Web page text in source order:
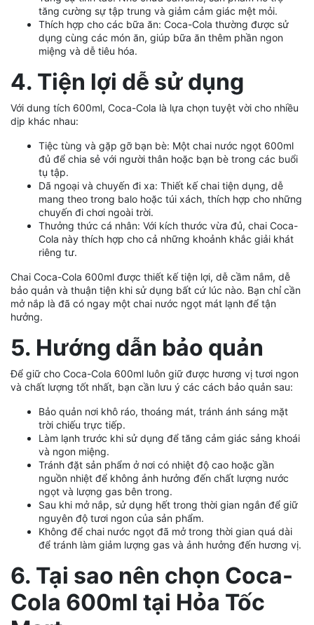
tăng cường sự tập trung và giảm cảm giác mệt mỏi.
Thích hợp cho các bữa ăn: Coca-Cola thường được sử
dụng cùng các món ăn, giúp bữa ăn thêm phần ngon
miệng và dễ tiêu hóa.
4. Tiện lợi dễ sử dụng
Với dung tích 600ml, Coca-Cola là lựa chọn tuyệt vời cho nhiều
dịp khác nhau:
Tiệc tùng và gặp gỡ bạn bè: Một chai nước ngọt 600ml
đủ để chia sẻ với người thân hoặc bạn bè trong các buổi
tụ tập.
Dã ngoại và chuyến đi xa: Thiết kế chai tiện dụng, dễ
mang theo trong balo hoặc túi xách, thích hợp cho những
chuyến đi chơi ngoài trời.
Thưởng thức cá nhân: Với kích thước vừa đủ, chai Coca-
Cola này thích hợp cho cả những khoảnh khắc giải khát
riêng tư.
Chai Coca-Cola 600ml được thiết kế tiện lợi, dễ cầm nắm, dễ
bảo quản và thuận tiện khi sử dụng bất cứ lúc nào. Bạn chỉ cần
mở nắp là đã có ngay một chai nước ngọt mát lạnh để tận
hưởng.
5. Hướng dẫn bảo quản
Để giữ cho Coca-Cola 600ml luôn giữ được hương vị tươi ngon
và chất lượng tốt nhất, bạn cần lưu ý các cách bảo quản sau:
Bảo quản nơi khô ráo, thoáng mát, tránh ánh sáng mặt
trời chiếu trực tiếp.
Làm lạnh trước khi sử dụng để tăng cảm giác sảng khoái
và ngon miệng.
Tránh đặt sản phẩm ở nơi có nhiệt độ cao hoặc gần
nguồn nhiệt để không ảnh hưởng đến chất lượng nước
ngọt và lượng gas bên trong.
Sau khi mở nắp, sử dụng hết trong thời gian ngắn để giữ
nguyên độ tươi ngon của sản phẩm.
Không để chai nước ngọt đã mở trong thời gian quá dài
để tránh làm giảm lượng gas và ảnh hưởng đến hương vị.
6. Tại sao nên chọn Coca-
Cola 600ml tại Hỏa Tốc